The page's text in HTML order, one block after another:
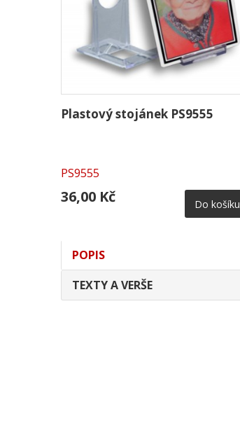
Plastový stojánek PS9555
PS9555
36,00 Kč Do košíku
POPIS
TEXTY A VERŠE